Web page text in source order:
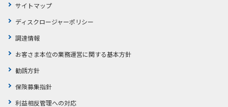
ログイン
保険の探し方のポイント
保険かんたん診断
これからのライフイベントでかかる費用とは？
お問い合わせ先
医療
お金
子育て
ライフプラン
経営理念・経営戦略
会社概要
財務情報
株主・投資家のみなさまへ
日本郵政グループとしての取り組み
採用情報
CM・オウンドメディア／ソーシャルメディア
株主・投資家のみなさまへ
採用情報
English
サイトマップ
ディスクロージャーポリシー
調達情報
お客さま本位の業務運営に関する基本方針
勧誘方針
保険募集指針
利益相反管理への対応